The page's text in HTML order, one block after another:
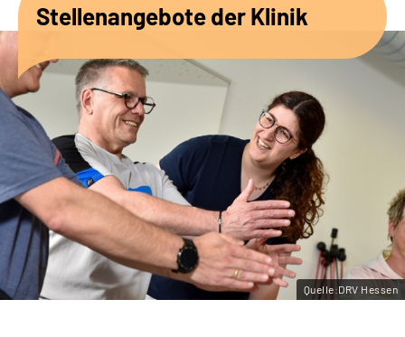
Unsere Angebote
Service
Karriere
Sozialdienste & Zuweisende
Suche
Leichte Sprache
Stellenangebote der Klinik
Quelle:DRV Hessen